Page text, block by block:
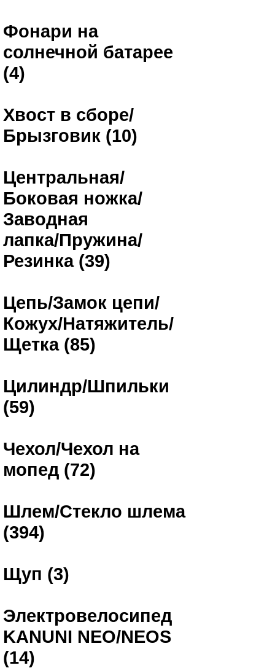
Фонари на
солнечной батарее
(4)
Хвост в сборе/
Брызговик (10)
Центральная/
Боковая ножка/
Заводная
лапка/Пружина/
Резинка (39)
Цепь/Замок цепи/
Кожух/Натяжитель/
Щетка (85)
Цилиндр/Шпильки
(59)
Чехол/Чехол на
мопед (72)
Шлем/Стекло шлема
(394)
Щуп (3)
Электровелосипед
KANUNI NEO/NEOS
(14)